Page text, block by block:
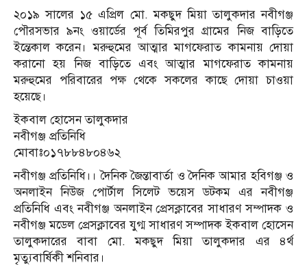
২০১৯ সালের ১৫ এপ্রিল মো. মকছুদ মিয়া তালুকদার নবীগঞ্জ
পৌরসভার ৯নং ওয়ার্ডের পূর্ব তিমিরপুর গ্রামের নিজ বাড়িতে
ইন্তেকাল করেন। মরুহুমের আত্মার মাগফেরাত কামনায় দোয়া
করানো হয় নিজ বাড়িতে এবং আত্মার মাগফেরাত কামনায়
মরুহুমের পরিবারের পক্ষ থেকে সকলের কাছে দোয়া চাওয়া
হয়েছে।
ইকবাল হোসেন তালুকদার
নবীগঞ্জ প্রতিনিধি
মোবাঃ০১৭৮৮৪৮০৪৬২
নবীগঞ্জ প্রতিনিধি।। দৈনিক জৈন্তাবার্তা ও দৈনিক আমার হবিগঞ্জ ও
অনলাইন নিউজ পোর্টাল সিলেট ভয়েস ডটকম এর নবীগঞ্জ
প্রতিনিধি এবং নবীগঞ্জ অনলাইন প্রেসক্লাবের সাধারণ সম্পাদক ও
নবীগঞ্জ মডেল প্রেসক্লাবের যুগ্ম সাধারণ সম্পাদক ইকবাল হোসেন
তালুকদারের বাবা মো. মকছুদ মিয়া তালুকদার এর ৪র্থ
মৃত্যুবার্ষিকী শনিবার।